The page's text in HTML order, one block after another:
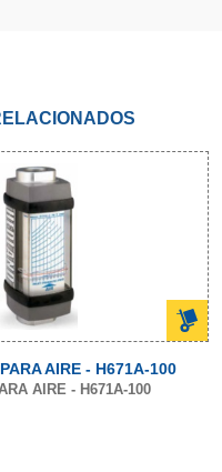
AIRE - H671A-100
AIRE - H671A-100